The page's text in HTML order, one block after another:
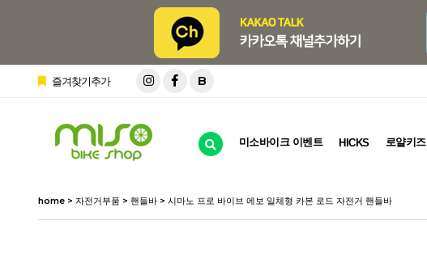
즐겨찾기추가 B
미소바이크 이벤트 HICKS 로얄키즈
home > 자전거부품 > 핸들바 > 시마노 프로 바이브 에보 일체형 카본 로드 자전거 핸들바